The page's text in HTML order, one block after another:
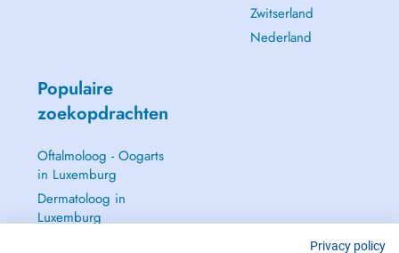
Zwitserland
Nederland
Populaire
zoekopdrachten
Oftalmoloog - Oogarts
in Luxemburg
Dermatoloog in
Luxemburg
Privacy policy